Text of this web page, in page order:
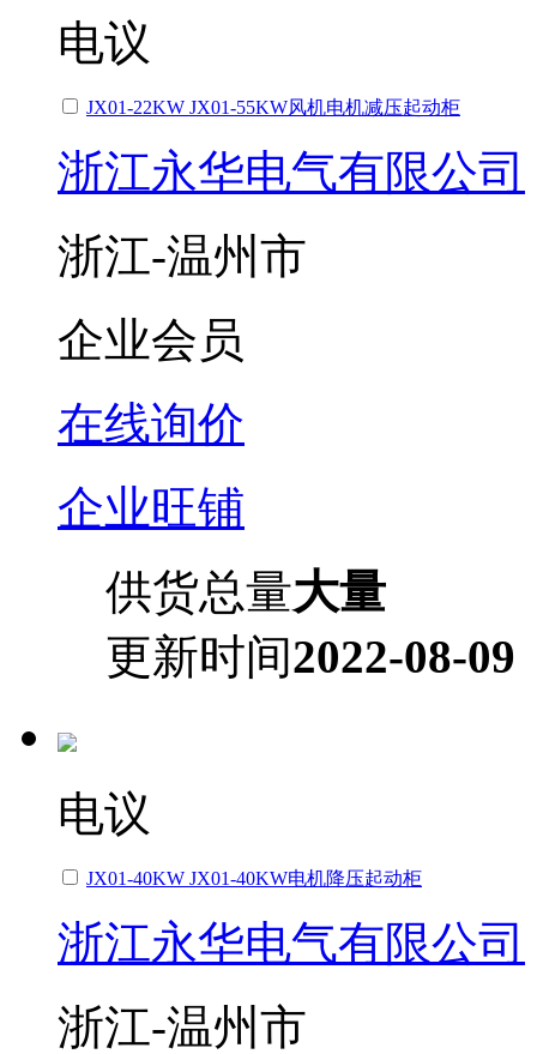
电议
JX01-22KW JX01-55KW风机电机减压起动柜
浙江永华电气有限公司
浙江-温州市
企业会员
在线询价
企业旺铺
供货总量大量
更新时间2022-08-09
电议
JX01-40KW JX01-40KW电机降压起动柜
浙江永华电气有限公司
浙江-温州市